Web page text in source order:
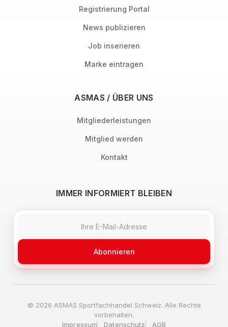
Registrierung Portal
News publizieren
Job inserieren
Marke eintragen
ASMAS / ÜBER UNS
Mitgliederleistungen
Mitglied werden
Kontakt
IMMER INFORMIERT BLEIBEN
Abonnieren
© 2026 ASMAS Sportfachhandel Schweiz. Alle Rechte
vorbehalten.
Impressum
Datenschutz AGB